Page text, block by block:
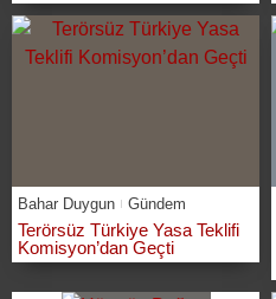
Bahar Duygun Gündem
Terörsüz Türkiye Yasa Teklifi
Komisyon’dan Geçti